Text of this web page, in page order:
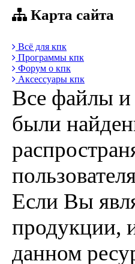
Карта сайта
Всё для кпк
Программы кпк
Форум о кпк
Аксессуары кпк
Все файлы и
были
Если Вы
продукции,
данном